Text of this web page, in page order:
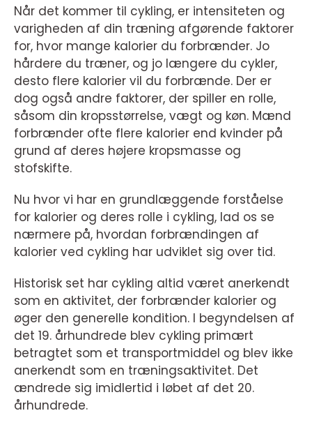
Når det kommer til cykling, er intensiteten og
varigheden af din træning afgørende faktorer
for, hvor mange kalorier du forbrænder. Jo
hårdere du træner, og jo længere du cykler,
desto flere kalorier vil du forbrænde. Der er
dog også andre faktorer, der spiller en rolle,
såsom din kropsstørrelse, vægt og køn. Mænd
forbrænder ofte flere kalorier end kvinder på
grund af deres højere kropsmasse og
stofskifte.
Nu hvor vi har en grundlæggende forståelse
for kalorier og deres rolle i cykling, lad os se
nærmere på, hvordan forbrændingen af
kalorier ved cykling har udviklet sig over tid.
Historisk set har cykling altid været anerkendt
som en aktivitet, der forbrænder kalorier og
øger den generelle kondition. I begyndelsen af
det 19. århundrede blev cykling primært
betragtet som et transportmiddel og blev ikke
anerkendt som en træningsaktivitet. Det
ændrede sig imidlertid i løbet af det 20.
århundrede.